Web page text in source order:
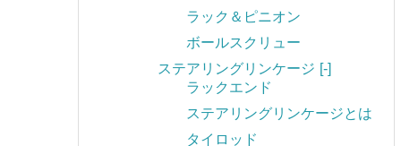
ラック＆ピニオン
ボールスクリュー
ステアリングリンケージ [-]
ラックエンド
ステアリングリンケージとは
タイロッド